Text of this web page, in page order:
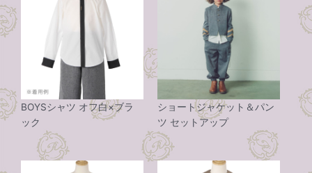
BOYSシャツ オフ白×ブラ
ック
ショートジャケット＆パン
ツ セットアップ